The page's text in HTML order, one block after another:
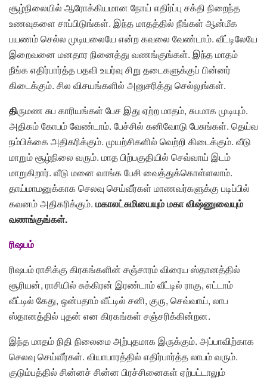
சூழ்நிலையில் ஆரோக்கியமான நோய் எதிர்ப்பு சக்தி நிறைந்த
உணவுகளை சாப்பிடுங்கள். இந்த மாதத்தில் நீங்கள் ஆன்மீக
பயணம் செல்ல முடியலையே என்ற கவலை வேண்டாம். வீட்டிலேயே
இறைவனை மனதார நினைத்து வணங்குங்கள். இந்த மாதம்
நீங்க எதிர்பார்த்த பதவி உயர்வு சிறு தடைகளுக்குப் பின்னர்
கிடைக்கும். சில விசயங்களில் அனுசரித்து செல்லுங்கள்.
திருமண சுப காரியங்கள் பேச இது ஏற்ற மாதம், சுபமாக முடியும்.
அதிகம் கோபம் வேண்டாம். பேச்சில் கனிவோடு பேசுங்கள். தெய்வ
நம்பிக்கை அதிகரிக்கும். முயற்சிகளில் வெற்றி கிடைக்கும். வீடு
மாறும் சூழ்நிலை வரும். மாத பிற்பகுதியில் செவ்வாய் இடம்
மாறுகிறார். வீடு மனை வாங்க பேசி வைத்துக்கொள்ளலாம்.
தாய்மாமனுக்காக செலவு செய்வீர்கள் மாணவர்களுக்கு படிப்பில்
கவனம் அதிகரிக்கும். மகாலட்சுமியையும் மகா விஷ்ணுவையும்
வணங்குங்கள்.
ரிஷபம்
ரிஷபம் ராசிக்கு கிரகங்களின் சஞ்சாரம் விரைய ஸ்தானத்தில்
சூரியன், ராசியில் சுக்கிரன் இரண்டாம் வீட்டில் ராகு, எட்டாம்
வீட்டில் கேது, ஒன்பதாம் வீட்டில் சனி, குரு, செவ்வாய், லாப
ஸ்தானத்தில் புதன் என கிரகங்கள் சஞ்சரிக்கின்றன.
இந்த மாதம் நிதி நிலைமை அற்புதமாக இருக்கும். அப்பாவிற்காக
செலவு செய்வீர்கள். வியாபாரத்தில் எதிர்பார்த்த லாபம் வரும்.
குடும்பத்தில் சின்னச் சின்ன பிரச்சினைகள் ஏற்பட்டாலும்